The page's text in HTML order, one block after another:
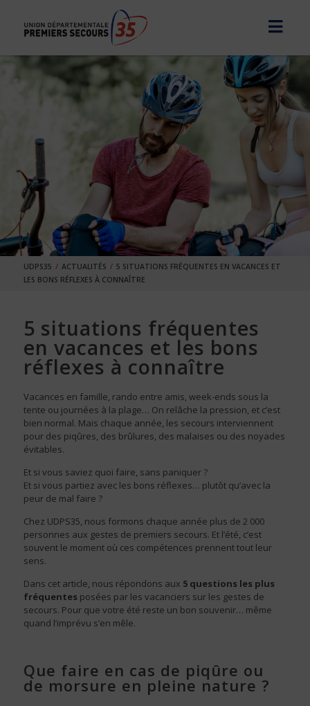
UDPS35 ACTUALITÉS
5 SITUATIONS FRÉQUENTES EN VACANCES ET
LES BONS RÉFLEXES À CONNAÎTRE
5 situations fréquentes
en vacances et les bons
réflexes à connaître
Vacances en famille, rando entre amis, week-ends sous la
tente ou journées à la plage… On relâche la pression, et c’est
bien normal. Mais chaque année, les secours interviennent
pour des piqûres, des brûlures, des malaises ou des noyades
évitables.
Et si vous saviez quoi faire, sans paniquer ?
Et si vous partiez avec les bons réflexes… plutôt qu’avec la
peur de mal faire ?
Chez UDPS35, nous formons chaque année plus de 2 000
personnes aux gestes de premiers secours. Et l’été, c’est
souvent le moment où ces compétences prennent tout leur
sens.
Dans cet article, nous répondons aux 5 questions les plus
fréquentes posées par les vacanciers sur les gestes de
secours. Pour que votre été reste un bon souvenir… même
quand l’imprévu s’en mêle.
Que faire en cas de piqûre ou
de morsure en pleine nature ?